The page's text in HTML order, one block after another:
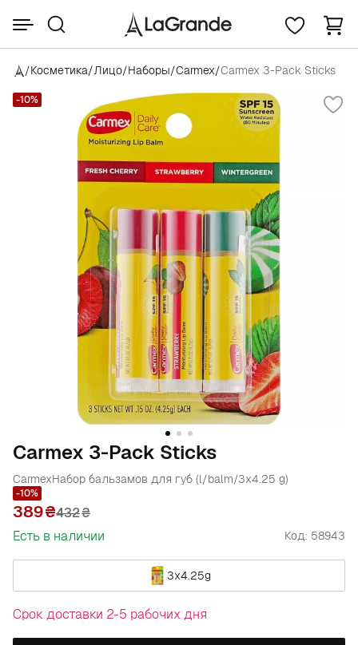
/Косметика/Лицо/Наборы/Carmex/Carmex 3-Pack Sticks
-10%
Carmex 3-Pack Sticks
CarmexНабор бальзамов для губ (l/balm/3х4.25 g)
-10%
389 432₴
Есть в наличии
Код: 58943
3х4.25g
Срок доставки 2-5 рабочих дня